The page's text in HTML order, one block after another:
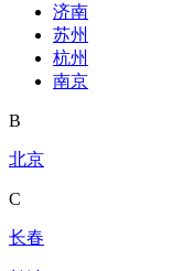
济南
苏州
杭州
南京
B
北京
C
长春